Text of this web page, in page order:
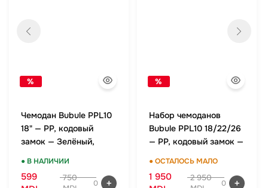
%
Чемодан Bubule PPL10
18" — PP, кодовый
замок — Зелёный,
● В НАЛИЧИИ
599
750
0
%
Набор чемоданов
Bubule PPL10 18/22/26
— PP, кодовый замок —
● ОСТАЛОСЬ МАЛО
1 950
2 950
0